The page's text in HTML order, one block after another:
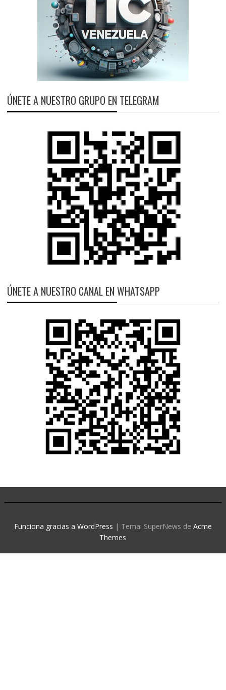
ÚNETE A NUESTRO GRUPO EN TELEGRAM
ÚNETE A NUESTRO CANAL EN WHATSAPP
Funciona gracias a WordPress | Tema: SuperNews de Acme
Themes